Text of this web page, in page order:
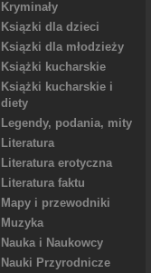
Kryminały
Ksiązki dla dzieci
Ksiązki dla młodzieży
Książki kucharskie
Książki kucharskie i
diety
Legendy, podania, mity
Literatura
Literatura erotyczna
Literatura faktu
Mapy i przewodniki
Muzyka
Nauka i Naukowcy
Nauki Przyrodnicze